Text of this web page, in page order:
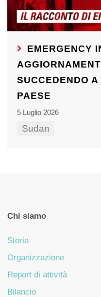
EMERGENCY
SUCCEDENDO
PAESE
5 Luglio 2026
Sudan
Chi siamo
Storia
Organizzazione
Report di attività
Bilancio